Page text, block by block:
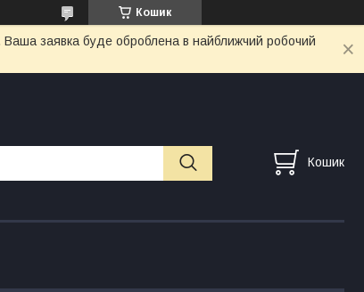
Кошик
Ваша заявка буде оброблена в найближчий робочий
Кошик